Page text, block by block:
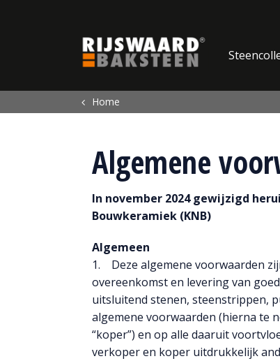
Home
Algemene
In november 2024 gewijzigd
Bouwkeramiek (KNB)
Algemeen
1. Deze algemene voorwaarden
overeenkomst en levering van
uitsluitend stenen, steenstrippen,
algemene voorwaarden (hierna te
“koper”) en op alle daaruit
verkoper en koper uitdrukkelijk